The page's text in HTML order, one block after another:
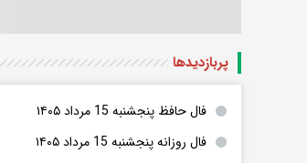
پربازدید‌ها
فال حافظ پنجشنبه 15 مرداد ۱۴۰۵
فال روزانه پنجشنبه 15 مرداد ۱۴۰۵